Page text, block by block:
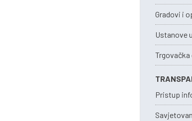
Gradovi i
Ustanove
Pristup